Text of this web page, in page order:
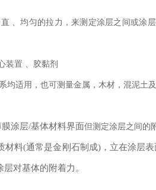
、均匀的拉力，来测定涂层之间或涂
装置 、胶黏剂
均适用，也可测量金属，木材，混泥土
涂层/基体材料界面但测定涂层之间的
料(通常是金刚石制成)，立在涂层
对基体的附着力。